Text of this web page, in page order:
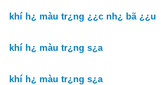
khí h¿ màu tr¿ng ¿¿c nh¿ bã ¿¿u
khí h¿ màu tr¿ng s¿a
khí h¿ màu tr¿ng s¿a